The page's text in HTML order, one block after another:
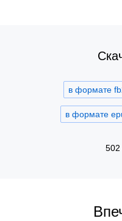
в формате
в формате
502